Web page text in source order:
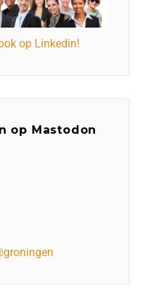
op Linkedin!
op Mastodon